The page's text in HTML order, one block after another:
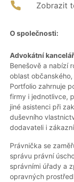
Zobrazit
O společnosti:
Advokátní
Benešově a nabízí
oblast
Portfolio zahrnuje
firmy i jednotlivce,
jiné asistenci při
duševního
dodavateli i
Právnička se
správu právní
správními úřady a
opravných